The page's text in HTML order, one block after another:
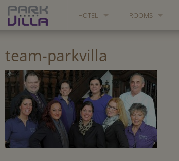
HOTEL
VALUATIONS
PARK VILLA 360°
ROOMS
team-parkvilla